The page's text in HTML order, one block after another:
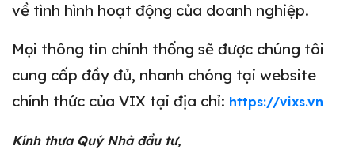
về tình hình hoạt động của doanh nghiệp.
Mọi thông tin chính thống sẽ được chúng tôi
cung cấp đầy đủ, nhanh chóng tại website
chính thức của VIX tại địa chỉ: https://vixs.vn
Kính thưa Quý Nhà đầu tư,